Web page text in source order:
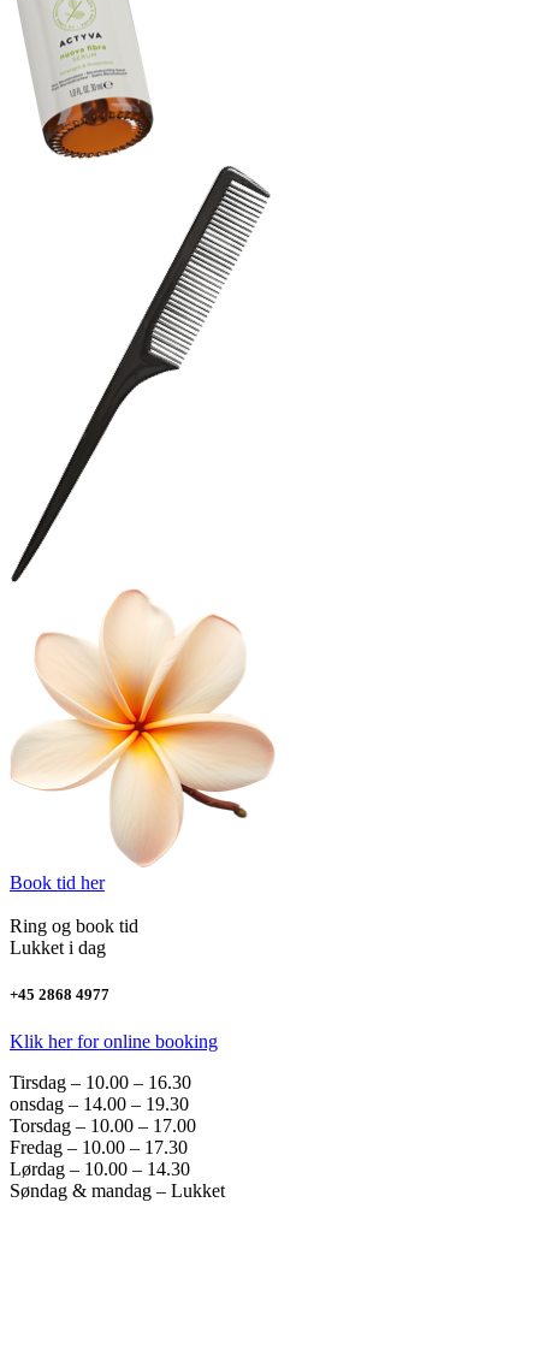
Book tid her
Ring og book tid
Lukket i dag
+45 2868 4977
Klik her for online booking
Tirsdag – 10.00 – 16.30
onsdag – 14.00 – 19.30
Torsdag – 10.00 – 17.00
Fredag – 10.00 – 17.30
Lørdag – 10.00 – 14.30
Søndag & mandag – Lukket